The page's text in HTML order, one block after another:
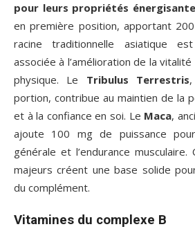
pour leurs propriétés
en première position, apportant
racine traditionnelle asiatique
associée à l’amélioration de la
physique. Le Tribulus Terrestris
portion, contribue au maintien de la
et à la confiance en soi. Le Maca,
ajoute 100 mg de puissance
générale et l’endurance
majeurs créent une base solide
du complément.
Vitamines du complexe B